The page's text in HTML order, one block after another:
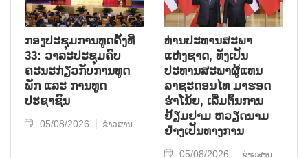
ກອງປະຊຸມການທູດຄັ້ງທີ
33: ວາລະປະຊຸມຄົບ
ຄະນະກ່ຽວກັບການທູດ
ພັກ ແລະ ການທູດ
ປະຊາຊົນ
05/08/2026 ຂ່າວສານ
ທ່ານປະທານສະພາ
ແຫ່ງຊາດ, ທັງເປັນ
ປະທານສະພາຜູ້ແທນ
ລາຊະດອນໄທ ມາຮອດ
ຮ່າໂນ້ຍ, ເລີ່ມຕົ້ນການ
ຢ້ຽມຢາມ ຫວຽດນາມ
ຢ່າງເປັນທາງການ
05/08/2026 ຂ່າວສານ